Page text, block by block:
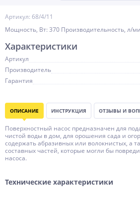
Артикул: 68/4/11
Мощность, Вт: 370 Производительность, л/
Характеристики
Артикул
Производитель
Гарантия
ОПИСАНИЕ ИНСТРУКЦИЯ ОТЗЫВЫ И
Поверхностный насос предназначен для
чистой воды в дом, для орошения сада и
содержать абразивных или волокнистых, а
составных частей, которые могли бы
насоса.
Технические характеристики